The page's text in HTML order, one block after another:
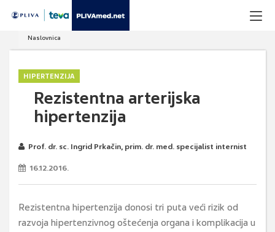
Naslovnica
HIPERTENZIJA
Rezistentna arterijska
hipertenzija
Prof. dr. sc. Ingrid Prkačin, prim. dr. med. specijalist internist
16.12.2016.
Rezistentna hipertenzija donosi tri puta veći rizik od
razvoja hipertenzivnog oštećenja organa i komplikacija u